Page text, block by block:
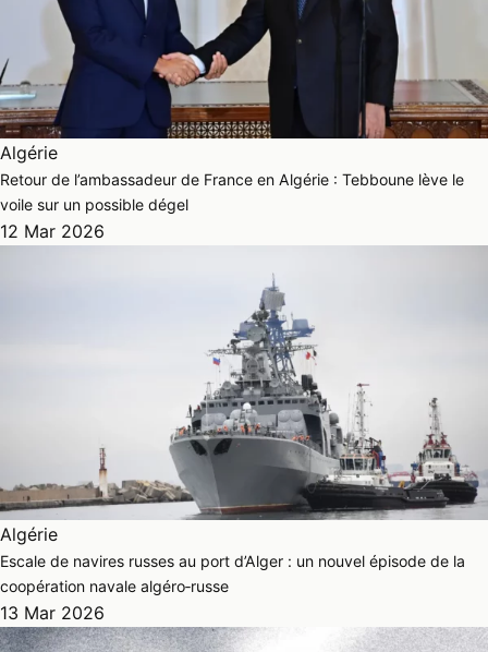
Algérie
Retour de l’ambassadeur de France en Algérie : Tebboune lève le
voile sur un possible dégel
12 Mar 2026
Algérie
Escale de navires russes au port d’Alger : un nouvel épisode de la
coopération navale algéro‑russe
13 Mar 2026